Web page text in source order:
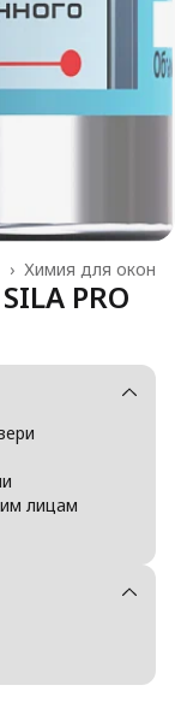
Химия для окон
›
PRO
лицам